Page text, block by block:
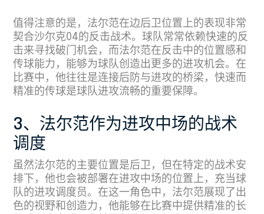
值得注意的是，法尔范在边后卫位置上的表现非常
契合沙尔克04的反击战术。球队常常依赖快速的反
击来寻找破门机会，而法尔范在反击中的位置感和
传球能力，能够为球队创造出更多的进攻机会。在
比赛中，他往往是连接后防与进攻的桥梁，快速而
精准的传球是球队进攻流畅的重要保障。
3、法尔范作为进攻中场的战术
调度
虽然法尔范的主要位置是后卫，但在特定的战术安
排下，他也会被部署在进攻中场的位置上，充当球
队的进攻调度员。在这一角色中，法尔范展现了出
色的视野和创造力，他能够在比赛中提供精准的长